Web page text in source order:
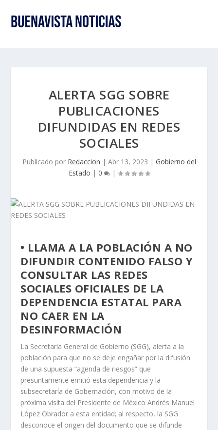
ALERTA SGG SOBRE
PUBLICACIONES
DIFUNDIDAS EN REDES
SOCIALES
Publicado por Redaccion | Abr 13, 2023 | Gobierno del
Estado | 0 |
• LLAMA A LA POBLACIÓN A NO
DIFUNDIR CONTENIDO FALSO Y
CONSULTAR LAS REDES
SOCIALES OFICIALES DE LA
DEPENDENCIA ESTATAL PARA
NO CAER EN LA
DESINFORMACIÓN
La Secretaría General de Gobierno (SGG), alerta a la
población para que no se deje engañar por la difusión
de una supuesta “agenda de riesgos” que
presuntamente emitió esta dependencia y la
subsecretaría de Gobernación, con motivo de la
próxima visita del Presidente de México Andrés Manuel
López Obrador a esta entidad; al respecto, la SGG
desconoce el origen del documento que se difunde